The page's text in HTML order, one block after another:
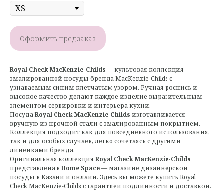
Оформить предзаказ
Royal Check MacKenzie-Childs — культовая коллекция
эмалированной посуды бренда MacKenzie-Childs с
узнаваемым синим клетчатым узором. Ручная роспись и
высокое качество делают каждое изделие выразительным
элементом сервировки и интерьера кухни.
ПосудаRoyal Check MacKenzie-Childs изготавливается
вручную из прочной стали с эмалированным покрытием.
Коллекция подходит как для повседневного использования,
так и для особых случаев, легко сочетаясь с другими
линейками бренда.
Оригинальная коллекция Royal Check MacKenzie-Childs
представлена в Home Space— магазине дизайнерской
посуды в Казани и онлайн. Здесь вы можете купить Royal
Check MacKenzie-Childs с гарантией подлинности и доставкой.